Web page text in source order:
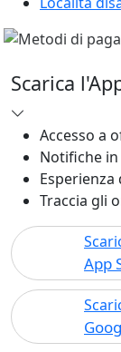
Scarica
Accesso a
Notifiche
Traccia gli
App